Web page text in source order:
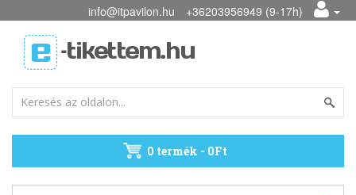
info@itpavilon.hu +36203956949 (9-17h)
0 termék - 0Ft